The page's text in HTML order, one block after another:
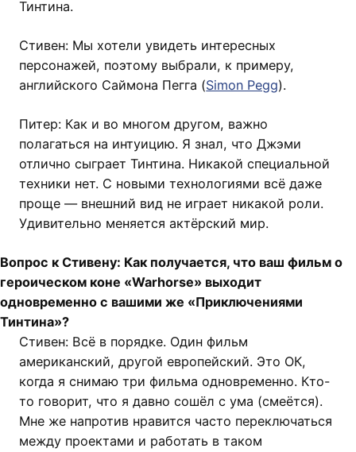
Тинтина.
Стивен: Мы хотели увидеть интересных
персонажей, поэтому выбрали, к примеру,
английского Саймона Пегга (Simon Pegg).
Питер: Как и во многом другом, важно
полагаться на интуицию. Я знал, что Джэми
отлично сыграет Тинтина. Никакой специальной
техники нет. С новыми технологиями всё даже
проще — внешний вид не играет никакой роли.
Удивительно меняется актёрский мир.
Вопрос к Стивену: Как получается, что ваш фильм о
героическом коне «Warhorse» выходит
одновременно с вашими же «Приключениями
Тинтина»?
Стивен: Всё в порядке. Один фильм
американский, другой европейский. Это ОК,
когда я снимаю три фильма одновременно. Кто-
то говорит, что я давно сошёл с ума (смеётся).
Мне же напротив нравится часто переключаться
между проектами и работать в таком